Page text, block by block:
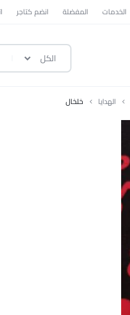
الخدمات المفضلة انضم كتاجر
الكل
الهدايا خلخال